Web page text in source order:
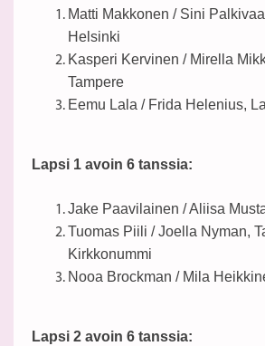
Matti Makkonen / Sini
Helsinki
Kasperi Kervinen / Mirella
Tampere
Eemu Lala / Frida Helenius,
Lapsi 1 avoin 6 tanssia:
Jake Paavilainen / Aliisa
Tuomas Piili / Joella Nyman,
Kirkkonummi
Nooa Brockman / Mila
Lapsi 2 avoin 6 tanssia: